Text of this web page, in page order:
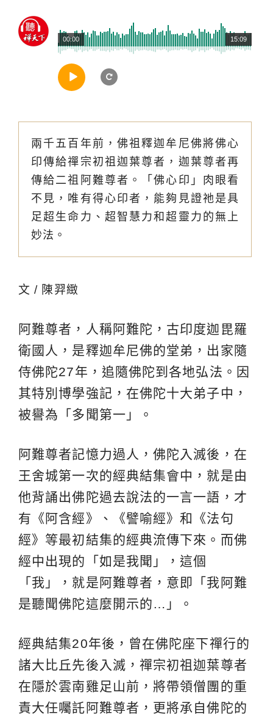
15:09
00:00
兩千五百年前，佛祖釋迦牟尼佛將佛心
印傳給禪宗初祖迦葉尊者，迦葉尊者再
傳給二祖阿難尊者。「佛心印」肉眼看
不見，唯有得心印者，能夠見證祂是具
足超生命力、超智慧力和超靈力的無上
妙法。
文 / 陳羿緻
阿難尊者，人稱阿難陀，古印度迦毘羅
衛國人，是釋迦牟尼佛的堂弟，出家隨
侍佛陀27年，追隨佛陀到各地弘法。因
其特別博學強記，在佛陀十大弟子中，
被譽為「多聞第一」。
阿難尊者記憶力過人，佛陀入滅後，在
王舍城第一次的經典結集會中，就是由
他背誦出佛陀過去說法的一言一語，才
有《阿含經》、《譬喻經》和《法句
經》等最初結集的經典流傳下來。而佛
經中出現的「如是我聞」，這個
「我」，就是阿難尊者，意即「我阿難
是聽聞佛陀這麼開示的…」。
經典結集20年後，曾在佛陀座下禪行的
諸大比丘先後入滅，禪宗初祖迦葉尊者
在隱於雲南雞足山前，將帶領僧團的重
責大任囑託阿難尊者，更將承自佛陀的